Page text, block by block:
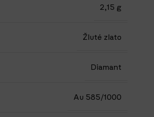
2,15 g
Žluté zlato
Diamant
Au 585/1000